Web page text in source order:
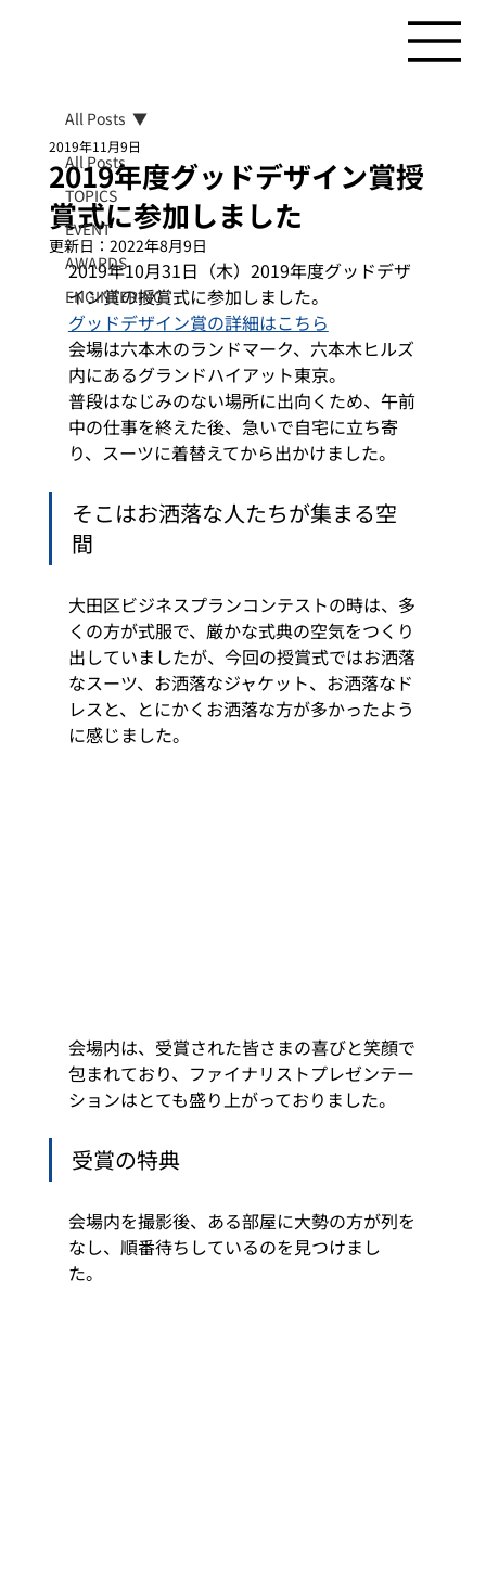
All Posts
TOPICS
EVENT
AWARDS
ENGINEERING
All Posts
2019年度グッドデザイン賞授
賞式に参加しました
2019年11月9日
更新日： 2022年8月9日
2019年10月31日（木）2019年度グッドデザ
イン賞の授賞式に参加しました。
グッドデザイン賞の詳細はこちら
会場は六本木のランドマーク、六本木ヒルズ
内にあるグランドハイアット東京。
普段はなじみのない場所に出向くため、午前
中の仕事を終えた後、急いで自宅に立ち寄
り、スーツに着替えてから出かけました。
そこはお洒落な人たちが集まる空
間
大田区ビジネスプランコンテストの時は、多
くの方が式服で、厳かな式典の空気をつくり
出していましたが、今回の授賞式ではお洒落
なスーツ、お洒落なジャケット、お洒落なド
レスと、とにかくお洒落な方が多かったよう
に感じました。
会場内は、受賞された皆さまの喜びと笑顔で
包まれており、ファイナリストプレゼンテー
ションはとても盛り上がっておりました。
受賞の特典
会場内を撮影後、ある部屋に大勢の方が列を
なし、順番待ちしているのを見つけまし
た。